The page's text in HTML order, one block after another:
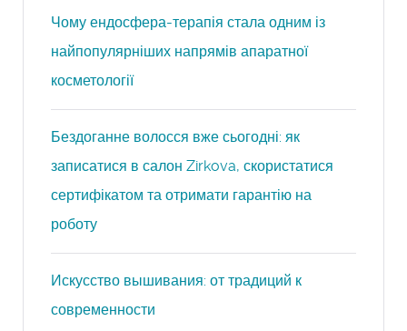
Чому ендосфера-терапія стала одним із
найпопулярніших напрямів апаратної
косметології
Бездоганне волосся вже сьогодні: як
записатися в салон Zirkova, скористатися
сертифікатом та отримати гарантію на
роботу
Искусство вышивания: от традиций к
современности